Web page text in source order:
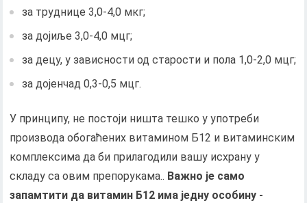
за труднице 3,0-4,0 мкг;
за дојиље 3,0-4,0 мцг;
за децу, у зависности од старости и пола 1,0-2,0 мцг;
за дојенчад 0,3-0,5 мцг.
У принципу, не постоји ништа тешко у употреби
производа обогаћених витамином Б12 и витаминским
комплексима да би прилагодили вашу исхрану у
складу са овим препорукама.. Важно је само
запамтити да витамин Б12 има једну особину -